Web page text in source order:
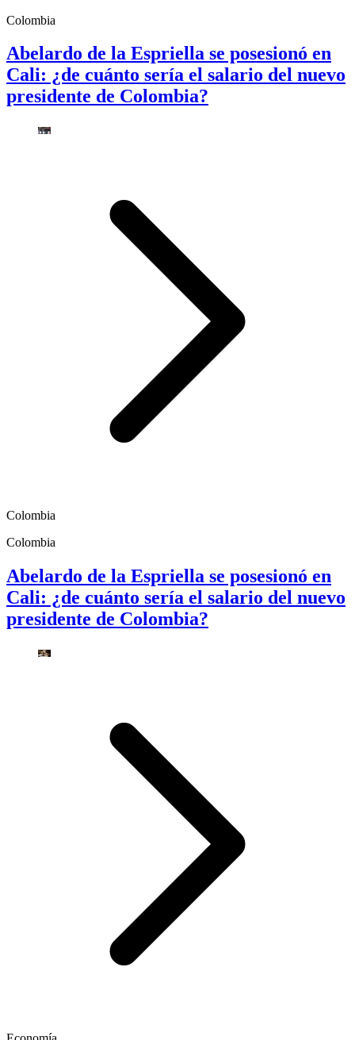
Colombia
Abelardo de la Espriella se posesionó en
Cali: ¿de cuánto sería el salario del nuevo
presidente de Colombia?
Colombia
Colombia
Abelardo de la Espriella se posesionó en
Cali: ¿de cuánto sería el salario del nuevo
presidente de Colombia?